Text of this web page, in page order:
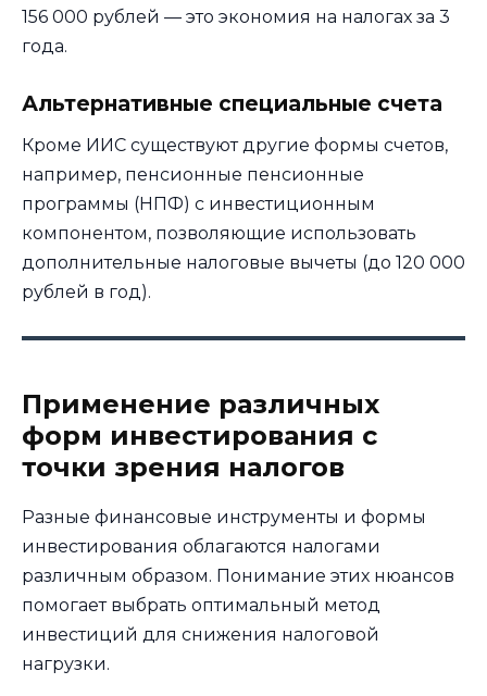
156 000 рублей — это экономия на налогах за 3
года.
Альтернативные специальные счета
Кроме ИИС существуют другие формы счетов,
например, пенсионные пенсионные
программы (НПФ) с инвестиционным
компонентом, позволяющие использовать
дополнительные налоговые вычеты (до 120 000
рублей в год).
Применение различных
форм инвестирования с
точки зрения налогов
Разные финансовые инструменты и формы
инвестирования облагаются налогами
различным образом. Понимание этих нюансов
помогает выбрать оптимальный метод
инвестиций для снижения налоговой
нагрузки.